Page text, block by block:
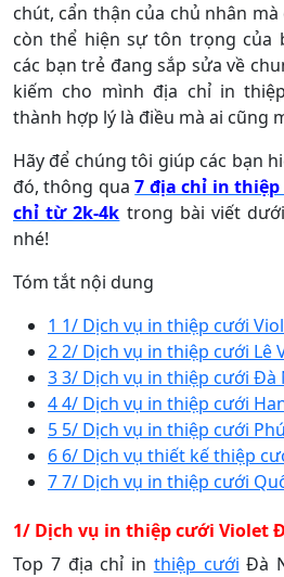
chút, cẩn thận của chủ nhân
còn thể hiện sự tôn trọng của
các bạn trẻ đang sắp sửa về
kiếm cho mình địa chỉ in
thành hợp lý là điều mà ai cũng
Hãy để chúng tôi giúp các bạn
đó, thông qua7 địa chỉ in
chỉ từ 2k-4k trong bài viết
nhé!
Tóm tắt nội dung
1 1/ Dịch vụ in thiệp cưới
22/ Dịch vụ in thiệp cưới Lê
33/ Dịch vụ in thiệp cưới Đà
44/ Dịch vụ in thiệp cưới
5 5/ Dịch vụ in thiệp cưới
6 6/ Dịch vụ thiết kế thiệp
77/ Dịch vụ in thiệp cưới
1/ Dịch vụ in thiệp cưới Violet
Top 7 địa chỉ in thiệp cưới Đà